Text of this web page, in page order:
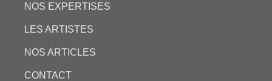
NOS EXPERTISES
LES ARTISTES
NOS ARTICLES
CONTACT